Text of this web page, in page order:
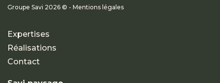
Groupe Savi 2026 © - Mentions légales
Expertises
Réalisations
Contact